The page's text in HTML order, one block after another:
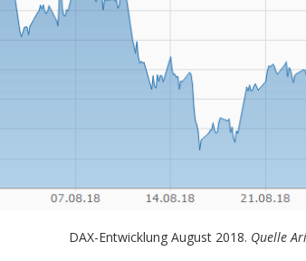
DAX-Entwicklung August 2018. Quelle